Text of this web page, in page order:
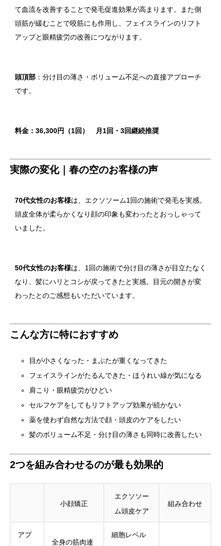
て血流を改善することで発毛促進効果が高まります。また側
頭筋が緩むことで咬筋にも作用し、フェイスラインのリフト
アップと眼精疲労の改善につながります。
頭頂部 ：分け目の薄さ・ボリューム不足への直接アプローチ
です。
料金：36,300円（1回） 月1回・3回継続推奨
実際の変化｜春の空のお客様の声
70代女性のお客様は、エクソソーム1回の施術で発毛を実感。
頭皮全体が柔らかくなり顔の印象も変わったとおっしゃって
いました。
50代女性のお客様は、1回の施術で分け目の薄さが目立たなく
なり、髪にハリとコシが戻ってきたと実感。目元の開きが変
わったとのご感想もいただいています。
こんな方に特におすすめ
目が小さくなった・まぶたが重くなってきた
フェイスラインがたるんできた・ほうれい線が気になる
肩こり・眼精疲労がひどい
セルフケアをしてもリフトアップ効果が続かない
薬を使わず自然な方法で顔・頭皮のケアをしたい
髪のボリューム不足・分け目の薄さも同時に改善したい
2つを組み合わせるのが最も効果的
小顔矯正
エクソソー
ム頭皮ケア
組み合わせ
アプ
全身の筋肉連
細胞レベル